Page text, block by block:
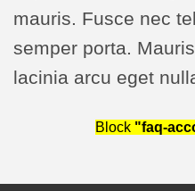
mauris. Fusce nec
semper porta.
lacinia arcu eget
Block "faq-